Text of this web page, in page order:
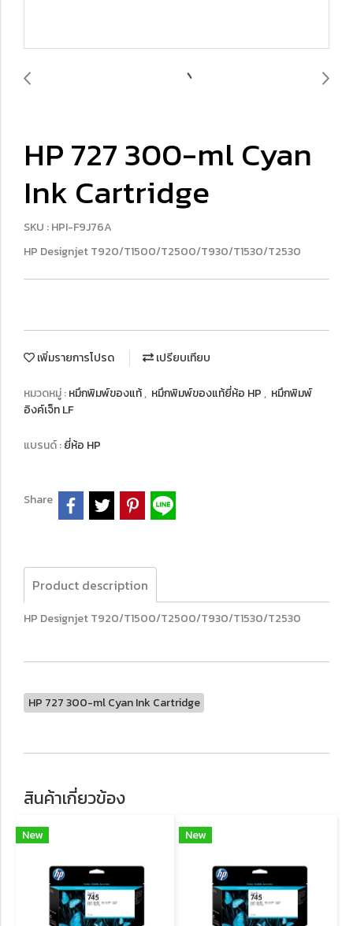
HP 727 300-ml Cyan
Ink Cartridge
SKU : HPI-F9J76A
HP Designjet T920/T1500/T2500/T930/T1530/T2530
เพิ่มรายการโปรด เปรียบเทียบ
หมวดหมู่ :หมึกพิมพ์ของแท้, หมึกพิมพ์ของแท้ยี่ห้อ HP , หมึกพิมพ์
อิงค์เจ็ท LF
แบรนด์ :ยี่ห้อ HP
Share
Product description
HP Designjet T920/T1500/T2500/T930/T1530/T2530
HP 727 300-ml Cyan Ink Cartridge
สินค้าเกี่ยวข้อง
New New